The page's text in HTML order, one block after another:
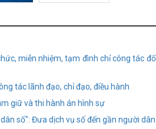
miễn nhiệm, tạm đình chỉ công tác
tác lãnh đạo, chỉ đạo, điều hành
giữ và thi hành án hình sự
số": Đưa dịch vụ số đến gần người dân